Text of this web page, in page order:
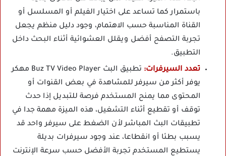
باستمرار كما تساعد على اختيار الفيلم أو المسلسل أو
القناة المناسبة حسب الاهتمام، وجود دليل منظم يجعل
تجربة التصفح أفضل ويقلل العشوائية أثناء البحث داخل
التطبيق.
تعدد السيرفرات:
تطبيق البث Buz TV Video Player مهكر
يوفر أكثر من سيرفر للمشاهدة في بعض القنوات أو
المحتوى مما يمنح المستخدم فرصة للتبديل إذا حدث
توقف أو تقطيع أثناء التشغيل، هذه الميزة مهمة جدا في
تطبيقات البث المباشر لأن الضغط على سيرفر واحد قد
يسبب بطئا أو انقطاعا، عند وجود سيرفرات بديلة
يستطيع المستخدم تجربة الأفضل حسب سرعة الإنترنت